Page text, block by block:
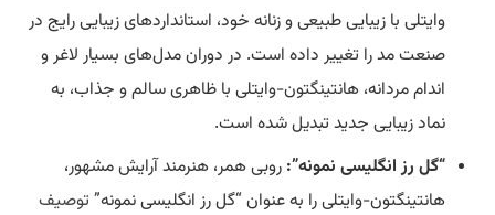
وایتلی با زیبایی طبیعی و زنانه خود، استانداردهای زیبایی رایج در
صنعت مد را تغییر داده است. در دوران مدل‌های بسیار لاغر و
اندام مردانه، هانتینگتون-وایتلی با ظاهری سالم و جذاب، به
نماد زیبایی جدید تبدیل شده است.
“گل رز انگلیسی نمونه”: روبی همر، هنرمند آرایش مشهور،
هانتینگتون-وایتلی را به عنوان “گل رز انگلیسی نمونه” توصیف